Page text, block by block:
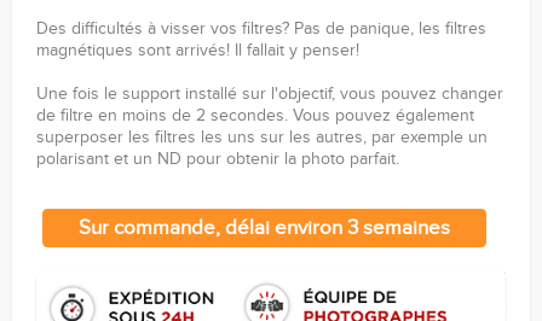
Des difficultés à visser vos filtres? Pas de panique, les filtres
magnétiques sont arrivés! Il fallait y penser!
Une fois le support installé sur l'objectif, vous pouvez changer
de filtre en moins de 2 secondes. Vous pouvez également
superposer les filtres les uns sur les autres, par exemple un
polarisant et un ND pour obtenir la photo parfait.
Sur commande, délai environ 3 semaines